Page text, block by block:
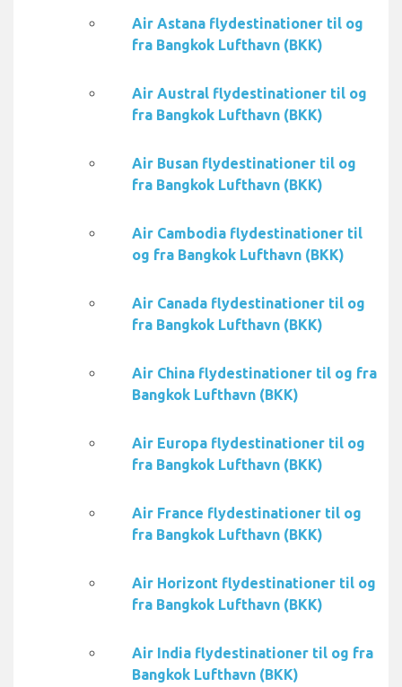
Air Astana flydestinationer til og
fra Bangkok Lufthavn (BKK)
Air Austral flydestinationer til og
fra Bangkok Lufthavn (BKK)
Air Busan flydestinationer til og
fra Bangkok Lufthavn (BKK)
Air Cambodia flydestinationer til
og fra Bangkok Lufthavn (BKK)
Air Canada flydestinationer til og
fra Bangkok Lufthavn (BKK)
Air China flydestinationer til og fra
Bangkok Lufthavn (BKK)
Air Europa flydestinationer til og
fra Bangkok Lufthavn (BKK)
Air France flydestinationer til og
fra Bangkok Lufthavn (BKK)
Air Horizont flydestinationer til og
fra Bangkok Lufthavn (BKK)
Air India flydestinationer til og fra
Bangkok Lufthavn (BKK)